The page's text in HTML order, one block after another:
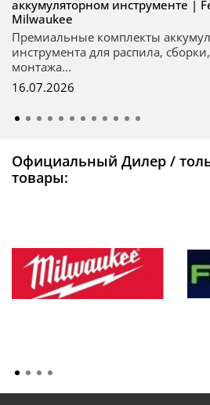
аккумуляторном инструменте |
Milwaukee
Премиальные комплекты
инструмента для распила,
монтажа...
16.07.2026
Официальный Дилер /
товары: